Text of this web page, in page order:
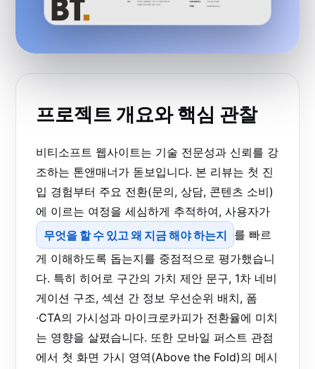
프로젝트 개요와 핵심 관찰
비티소프트 웹사이트는 기술 전문성과 신뢰를 강
조하는 톤앤매너가 돋보입니다. 본 리뷰는 첫 진
입 경험부터 주요 전환(문의, 상담, 콘텐츠 소비)
에 이르는 여정을 세심하게 추적하여, 사용자가
무엇을 할 수 있고 왜 지금 해야 하는지 를 빠르
게 이해하도록 돕는지를 중점적으로 평가했습니
다. 특히 히어로 구간의 가치 제안 문구, 1차 네비
게이션 구조, 섹션 간 정보 우선순위 배치, 폼
·CTA의 가시성과 마이크로카피가 전환율에 미치
는 영향을 살폈습니다. 또한 모바일 퍼스트 관점
에서 첫 화면 가시 영역(Above the Fold)의 메시